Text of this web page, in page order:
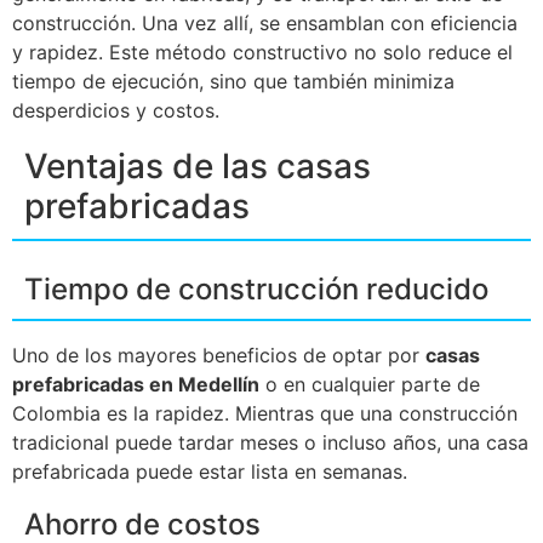
construcción. Una vez allí, se ensamblan con eficiencia
y rapidez. Este método constructivo no solo reduce el
tiempo de ejecución, sino que también minimiza
desperdicios y costos.
Ventajas de las casas
prefabricadas
Tiempo de construcción reducido
Uno de los mayores beneficios de optar por casas
prefabricadas en Medellín o en cualquier parte de
Colombia es la rapidez. Mientras que una construcción
tradicional puede tardar meses o incluso años, una casa
prefabricada puede estar lista en semanas.
Ahorro de costos